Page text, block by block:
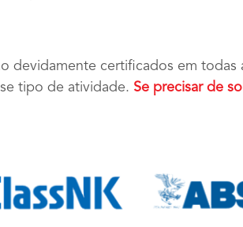
devidamente certificados em
tipo de atividade. Se precisar de